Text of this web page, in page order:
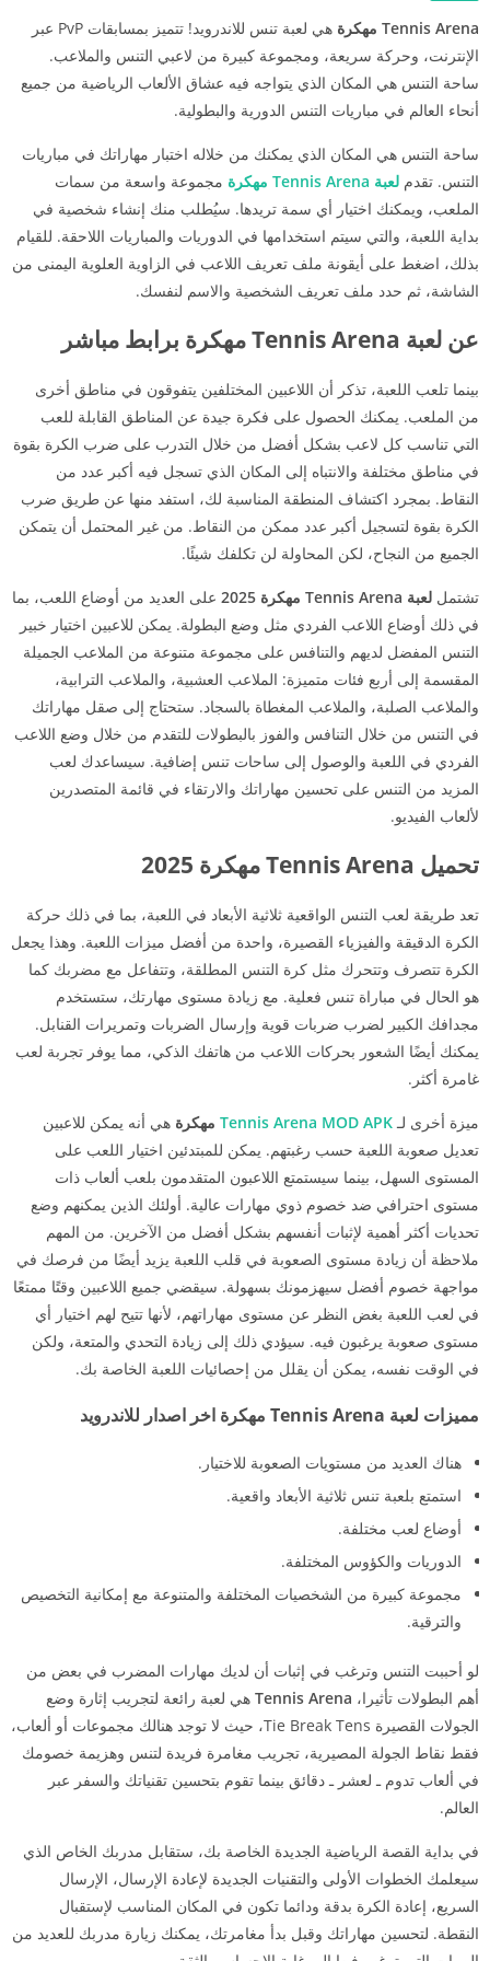
Tennis Arena مهكرة
هي لعبة تنس للاندرويد! تتميز بمسابقات PvP عبر
الإنترنت، وحركة سريعة، ومجموعة كبيرة من لاعبي التنس والملاعب.
ساحة التنس هي المكان الذي يتواجه فيه عشاق الألعاب الرياضية من جميع
أنحاء العالم في مباريات التنس الدورية والبطولية.
ساحة التنس هي المكان الذي يمكنك من خلاله اختبار مهاراتك في مباريات
التنس. تقدم لعبة Tennis Arena مهكرة
مجموعة واسعة من سمات
الملعب، ويمكنك اختيار أي سمة تريدها. سيُطلب منك إنشاء شخصية في
بداية اللعبة، والتي سيتم استخدامها في الدوريات والمباريات اللاحقة. للقيام
بذلك، اضغط على أيقونة ملف تعريف اللاعب في الزاوية العلوية اليمنى من
الشاشة، ثم حدد ملف تعريف الشخصية والاسم لنفسك.
عن لعبة Tennis Arena مهكرة برابط مباشر
بينما تلعب اللعبة، تذكر أن اللاعبين المختلفين يتفوقون في مناطق أخرى
من الملعب. يمكنك الحصول على فكرة جيدة عن المناطق القابلة للعب
التي تناسب كل لاعب بشكل أفضل من خلال التدرب على ضرب الكرة بقوة
في مناطق مختلفة والانتباه إلى المكان الذي تسجل فيه أكبر عدد من
النقاط. بمجرد اكتشاف المنطقة المناسبة لك، استفد منها عن طريق ضرب
الكرة بقوة لتسجيل أكبر عدد ممكن من النقاط. من غير المحتمل أن يتمكن
الجميع من النجاح، لكن المحاولة لن تكلفك شيئًا.
تشتمل لعبة Tennis Arena مهكرة 2025
على العديد من أوضاع اللعب، بما
في ذلك أوضاع اللاعب الفردي مثل وضع البطولة. يمكن للاعبين اختيار خبير
التنس المفضل لديهم والتنافس على مجموعة متنوعة من الملاعب الجميلة
المقسمة إلى أربع فئات متميزة: الملاعب العشبية، والملاعب الترابية،
والملاعب الصلبة، والملاعب المغطاة بالسجاد. ستحتاج إلى صقل مهاراتك
في التنس من خلال التنافس والفوز بالبطولات للتقدم من خلال وضع اللاعب
الفردي في اللعبة والوصول إلى ساحات تنس إضافية. سيساعدك لعب
المزيد من التنس على تحسين مهاراتك والارتقاء في قائمة المتصدرين
لألعاب الفيديو.
تحميل Tennis Arena مهكرة 2025
تعد طريقة لعب التنس الواقعية ثلاثية الأبعاد في اللعبة، بما في ذلك حركة
الكرة الدقيقة والفيزياء القصيرة، واحدة من أفضل ميزات اللعبة. وهذا يجعل
الكرة تتصرف وتتحرك مثل كرة التنس المطلقة، وتتفاعل مع مضربك كما
هو الحال في مباراة تنس فعلية. مع زيادة مستوى مهارتك، ستستخدم
مجدافك الكبير لضرب ضربات قوية وإرسال الضربات وتمريرات القنابل.
يمكنك أيضًا الشعور بحركات اللاعب من هاتفك الذكي، مما يوفر تجربة لعب
غامرة أكثر.
ميزة أخرى لـTennis Arena MOD APK مهكرة هي أنه يمكن للاعبين
تعديل صعوبة اللعبة حسب رغبتهم. يمكن للمبتدئين اختيار اللعب على
المستوى السهل، بينما سيستمتع اللاعبون المتقدمون بلعب ألعاب ذات
مستوى احترافي ضد خصوم ذوي مهارات عالية. أولئك الذين يمكنهم وضع
تحديات أكثر أهمية لإثبات أنفسهم بشكل أفضل من الآخرين. من المهم
ملاحظة أن زيادة مستوى الصعوبة في قلب اللعبة يزيد أيضًا من فرصك في
مواجهة خصوم أفضل سيهزمونك بسهولة. سيقضي جميع اللاعبين وقتًا ممتعًا
في لعب اللعبة بغض النظر عن مستوى مهاراتهم، لأنها تتيح لهم اختيار أي
مستوى صعوبة يرغبون فيه. سيؤدي ذلك إلى زيادة التحدي والمتعة، ولكن
في الوقت نفسه، يمكن أن يقلل من إحصائيات اللعبة الخاصة بك.
مميزات لعبة Tennis Arena مهكرة اخر اصدار للاندرويد
هناك العديد من مستويات الصعوبة للاختيار.
استمتع بلعبة تنس ثلاثية الأبعاد واقعية.
أوضاع لعب مختلفة.
الدوريات والكؤوس المختلفة.
مجموعة كبيرة من الشخصيات المختلفة والمتنوعة مع إمكانية التخصيص
والترقية.
لو أحببت التنس وترغب في إثبات أن لديك مهارات المضرب في بعض من
أهم البطولات تأثيرا، Tennis Arena هي لعبة رائعة لتجريب إثارة وضع
الجولات القصيرة Tie Break Tens، حيث لا توجد هنالك مجموعات أو ألعاب،
فقط نقاط الجولة المصيرية، تجريب مغامرة فريدة لتنس وهزيمة خصومك
في ألعاب تدوم ـ لعشر ـ دقائق بينما تقوم بتحسين تقنياتك والسفر عبر
العالم.
في بداية القصة الرياضية الجديدة الخاصة بك، ستقابل مدربك الخاص الذي
سيعلمك الخطوات الأولى والتقنيات الجديدة لإعادة الإرسال، الإرسال
السريع، إعادة الكرة بدقة ودائما تكون في المكان المناسب لإستقبال
النقطة. لتحسين مهاراتك وقبل بدأ مغامرتك، يمكنك زيارة مدربك للعديد من